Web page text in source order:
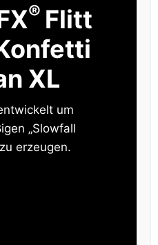
® Flitt
XL
um
„Slowfall
erzeugen.